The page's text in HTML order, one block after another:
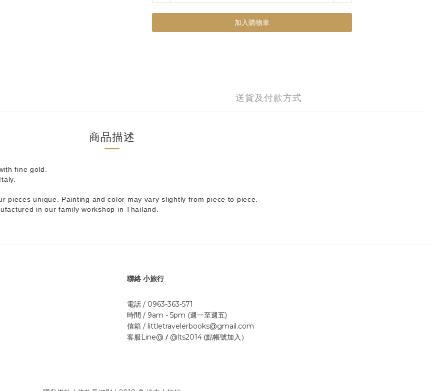
加入購物車
送貨及付款方式
商品描述
fine gold.
pieces unique. Painting and color may vary slightly from piece to piece.
in our family workshop in Thailand.
聯絡 小旅行
電話 / 0963-363-571
時間 / 9am - 5pm (週一至週五)
信箱 / littletravelerbooks@gmail.com
客服Line@ / @lts2014 (點帳號加入）